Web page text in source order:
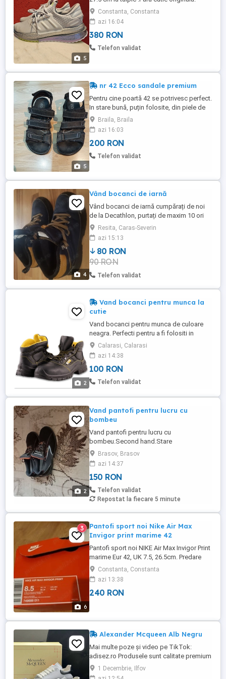
5
Constanta, Constanta
azi 16:04
380 RON
Telefon validat
5
nr 42 Ecco sandale premium
Pentru cine poartă 42 se potrivesc perfect.
In stare bună, puțin folosite, din piele de
iac, nu au niciun defect.
Braila, Braila
azi 16:03
200 RON
Telefon validat
4
Vând bocanci de iarnă
Vând bocanci de iarnă cumpărați de noi
de la Decathlon, purtați de maxim 10 ori
preț 90lei, în stare foarte bună, marimea 42
,impermeabili,nu trimit în țară pe curier,
doar predare personală.
Resita, Caras-Severin
azi 15:13
80 RON
90 RON
Telefon validat
2
Vand bocanci pentru munca la
cutie
Vand bocanci pentru munca de culoare
neagra. Perfecti pentru a fi folositi in
diverse medii de lucru. Mărimea 42
Calarasi, Calarasi
azi 14:38
100 RON
Telefon validat
2
Vand pantofi pentru lucru cu
bombeu
Vand pantofi pentru lucru cu
bombeu.Second hand.Stare
buna.Marimea 42.Preț 150 de ron
Brasov, Brasov
azi 14:37
150 RON
Telefon validat
Repostat la fiecare 5 minute
6
3
Pantofi sport noi Nike Air Max
Invigor print marime 42
Pantofi sport noi NIKE Air Max Invigor Print
marime Eur 42, UK 7.5, 26.5cm. Predare
personala.
Constanta, Constanta
azi 13:38
240 RON
Alexander Mcqueen Alb Negru
Mai multe poze și video pe TikTok:
adisez.ro Produsele sunt calitate premium
MODEL UNISEX Marimi: : 40 | 41 | 42 | 43 |
44 Adidasi Alexander Mcqueen Alb &
1 Decembrie, Ilfov